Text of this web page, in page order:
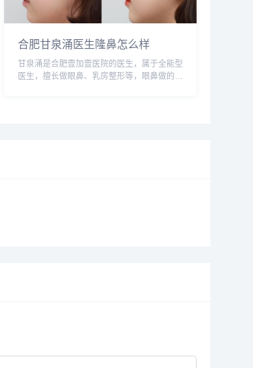
合肥甘泉涌医生隆鼻怎么样
甘泉涌是合肥壹加壹医院的医生，属于全能型
医生，擅长做眼鼻、乳房整形等，眼鼻做的最